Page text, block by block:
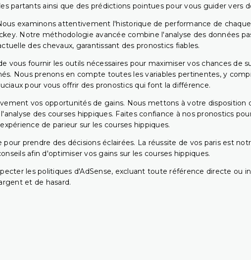
partants ainsi que des prédictions pointues pour vous guider vers
examinons attentivement l'historique de performance de
Notre méthodologie avancée combine l'analyse des données
des chevaux, garantissant des pronostics fiables.
fournir les outils nécessaires pour maximiser vos chances de
Nous prenons en compte toutes les variables pertinentes, y
pour vous offrir des pronostics qui font la différence.
vos opportunités de gains. Nous mettons à votre disposition
des courses hippiques. Faites confiance à nos pronostics
de parieur sur les courses hippiques.
prendre des décisions éclairées. La réussite de vos paris est
afin d'optimiser vos gains sur les courses hippiques.
les politiques d'AdSense, excluant toute référence directe ou
et de hasard.